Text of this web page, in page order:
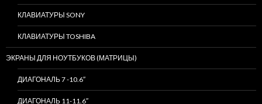
КЛАВИАТУРЫ SONY
КЛАВИАТУРЫ TOSHIBA
ЭКРАНЫ ДЛЯ НОУТБУКОВ (МАТРИЦЫ)
ДИАГОНАЛЬ 7 -10.6″
ДИАГОНАЛЬ 11-11.6″